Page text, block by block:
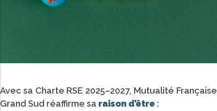
Avec sa Charte RSE 2025–2027, Mutualité Française
Grand Sud réaffirme sa raison d’être :